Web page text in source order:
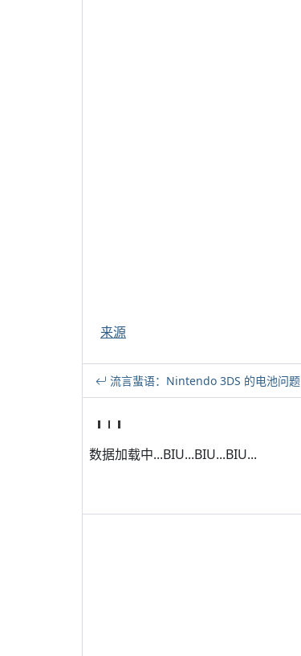
来源
流言蜚语：Nintendo 3DS 的电池问题
数据加载中...BIU...BIU...BIU...